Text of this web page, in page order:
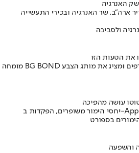
האנרגיה
ארה"ב, שר האנרגיה ובכירי התעשייה
ולסביבה
את הטעות הזו
בספורט
והשפעה